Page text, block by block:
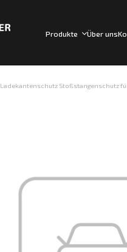
Produkte Über uns
Ladekantenschutz Stoßstangenschutz